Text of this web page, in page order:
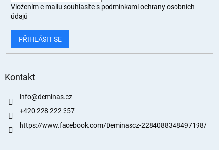
Vložením e-mailu souhlasíte s podmínkami ochrany osobních
údajů
PŘIHLÁSIT SE
Kontakt
info@deminas.cz
+420 228 222 357
https://www.facebook.com/Deminascz-2284088348497198/